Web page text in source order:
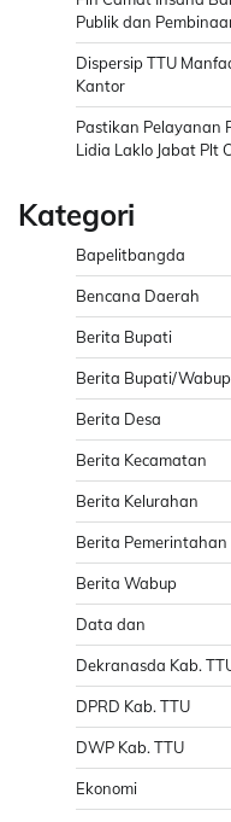
Publik dan
Dispersip TTU
Kantor
Pastikan Pelayanan
Lidia Laklo Jabat Plt
Kategori
Bapelitbangda
Bencana Daerah
Berita Bupati
Berita Bupati/Wabup
Berita Desa
Berita Kecamatan
Berita Kelurahan
Berita Pemerintahan
Berita Wabup
Data dan
Dekranasda Kab.
DPRD Kab. TTU
DWP Kab. TTU
Ekonomi